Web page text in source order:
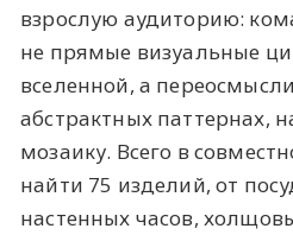
взрослую аудиторию:
не прямые визуальные
вселенной, а
абстрактных паттернах,
мозаику. Всего в
найти 75 изделий, от
настенных часов,